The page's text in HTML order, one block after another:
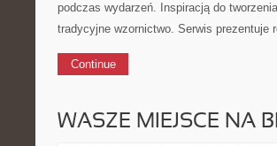
podczas wydarzeń. Inspiracją do
tradycyjne wzornictwo. Serwis prezentuje
Continue
WASZE MIEJSCE NA